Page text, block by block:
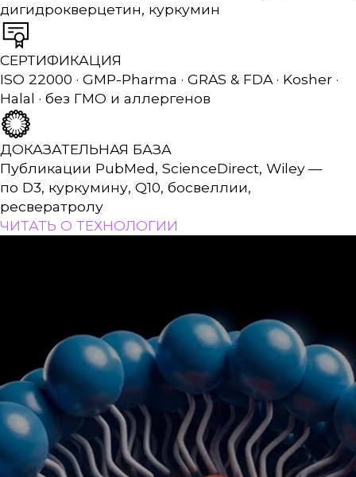
дигидрокверцетин, куркумин
СЕРТИФИКАЦИЯ
ISO 22000 · GMP-Pharma · GRAS & FDA · Kosher ·
Halal · без ГМО и аллергенов
ДОКАЗАТЕЛЬНАЯ БАЗА
Публикации PubMed, ScienceDirect, Wiley —
по D3, куркумину, Q10, босвеллии,
ресвератролу
ЧИТАТЬ О ТЕХНОЛОГИИ